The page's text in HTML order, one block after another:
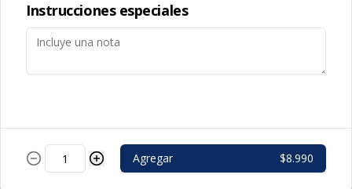
Calzon Nutella
Pizza frita dulce rellena con Nutella,
Instrucciones especiales
Agregar $8.990